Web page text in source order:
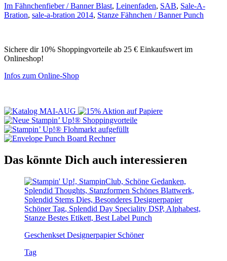
Im Fähnchenfieber / Banner Blast, Leinenfaden, SAB, Sale-A-
Bration, sale-a-bration 2014, Stanze Fähnchen / Banner Punch
Sichere dir 10% Shoppingvorteile ab 25 € Einkaufswert im
Onlineshop!
Infos zum Online-Shop
Das könnte Dich auch interessieren
Geschenkset Designerpapier Schöner
Tag